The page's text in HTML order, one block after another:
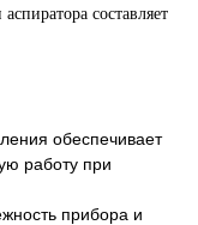
составляет
обеспечивает
работу при
прибора и